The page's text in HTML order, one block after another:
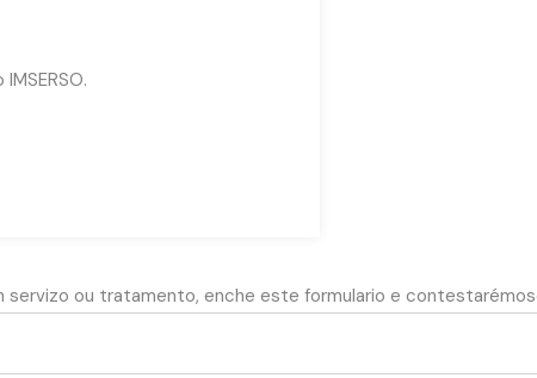
ou tratamento, enche este formulario e